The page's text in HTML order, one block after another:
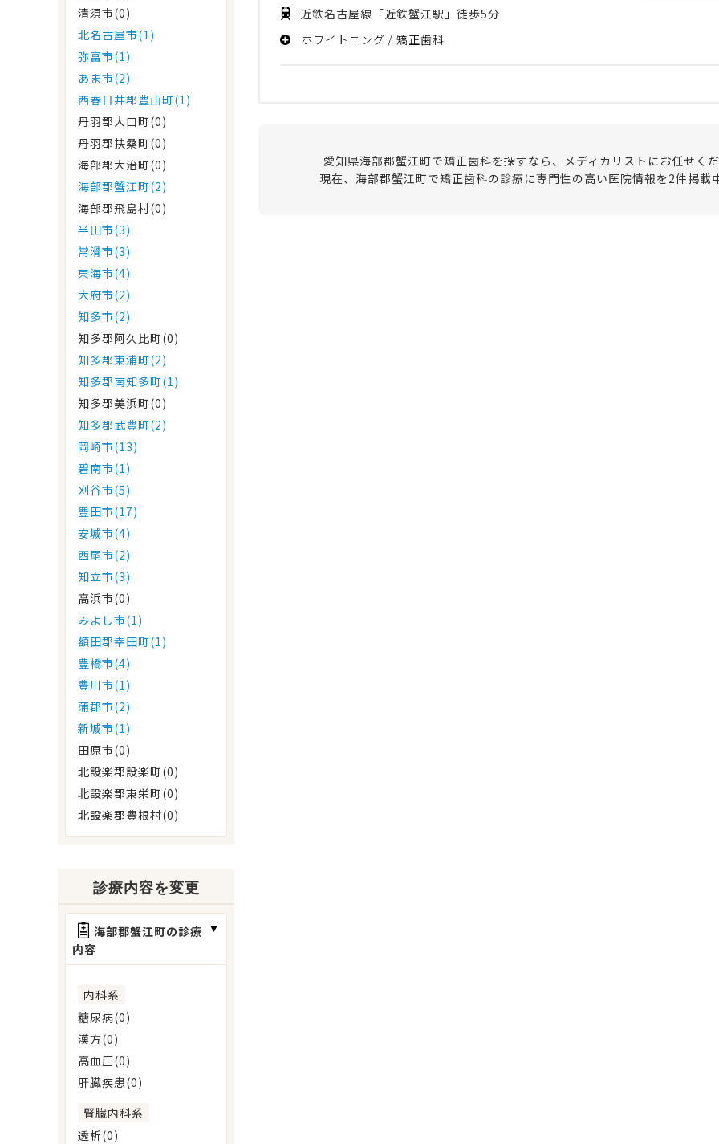
清須市(0)
北名古屋市(1)
弥富市(1)
あま市(2)
西春日井郡豊山町(1)
丹羽郡大口町(0)
丹羽郡扶桑町(0)
海部郡大治町(0)
海部郡蟹江町(2)
海部郡飛島村(0)
半田市(3)
常滑市(3)
東海市(4)
大府市(2)
知多市(2)
知多郡阿久比町(0)
知多郡東浦町(2)
知多郡南知多町(1)
知多郡美浜町(0)
知多郡武豊町(2)
岡崎市(13)
碧南市(1)
刈谷市(5)
豊田市(17)
安城市(4)
西尾市(2)
知立市(3)
高浜市(0)
みよし市(1)
額田郡幸田町(1)
豊橋市(4)
豊川市(1)
蒲郡市(2)
新城市(1)
田原市(0)
北設楽郡設楽町(0)
北設楽郡東栄町(0)
北設楽郡豊根村(0)
診療内容を変更
海部郡蟹江町の診療
内容
内科系
糖尿病(0)
漢方(0)
高血圧(0)
肝臓疾患(0)
腎臓内科系
透析(0)
近鉄名古屋線「近鉄蟹江駅」徒歩5分
ホワイトニング
矯正歯科
愛知県海部郡蟹江町で矯正歯科を探すなら、メディカリストにお任せくだ
現在、海部郡蟹江町で矯正歯科の診療に専門性の高い医院情報を2件掲載